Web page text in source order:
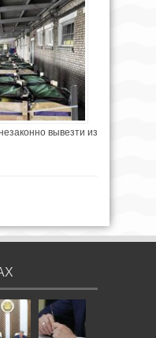
вывезти из